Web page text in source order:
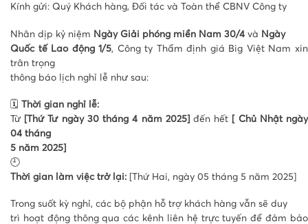
Kính gửi: Quý Khách hàng, Đối tác và Toàn thể CBNV Công ty
Nhân dịp kỷ niệm Ngày Giải phóng miền Nam 30/4 và Ngày
Quốc tế Lao động 1/5, Công ty Thẩm định giá Big Việt Nam xin
trân trọng
thông báo lịch nghỉ lễ như sau:
🗓 Thời gian nghỉ lễ:
Từ [Thứ Tư ngày 30 tháng 4 năm 2025] đến hết [ Chủ Nhật ngày
04 tháng
5 năm 2025]
🕘
Thời gian làm việc trở lại: [Thứ Hai, ngày 05 tháng 5 năm 2025]
Trong suốt kỳ nghỉ, các bộ phận hỗ trợ khách hàng vẫn sẽ duy
trì hoạt động thông qua các kênh liên hệ trực tuyến để đảm bảo